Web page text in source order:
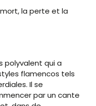
la perte et la
polyvalent qui a
flamencos tels
Il se
par un cante